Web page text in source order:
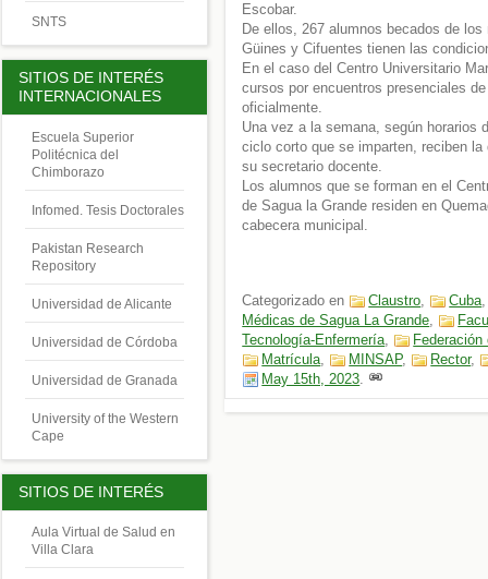
Escobar.
De ellos, 267 alumnos becados de
Güines y Cifuentes tienen las
En el caso del Centro Universitario
cursos por encuentros presenciales
oficialmente.
Una vez a la semana, según horarios
ciclo corto que se imparten, reciben
su secretario docente.
Los alumnos que se forman en el
de Sagua la Grande residen en
cabecera municipal.
Categorizado en Claustro, Cuba
Médicas de Sagua La Grande,
Tecnología-Enfermería,
Matrícula, MINSAP, Rector,
May 15th, 2023.
SNTS
SITIOS DE INTERÉS
INTERNACIONALES
Escuela Superior
Politécnica del
Chimborazo
Infomed. Tesis Doctorales
Pakistan Research
Repository
Universidad de Alicante
Universidad de Córdoba
Universidad de Granada
University of the Western
Cape
SITIOS DE INTERÉS
Aula Virtual de Salud en
Villa Clara